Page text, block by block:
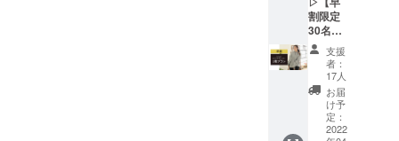
ねる場合も
ございま
す。
◾️ プライバ
をお選
びくだ
さい。
※税込価
格で
す。 ※
送料400
円を含
んだ金
割限定
30名】
Yuruwa
*オリジ
ナル
パー
カー 1
着プラ
支援
者：
17人
お届
け予
定：
2022